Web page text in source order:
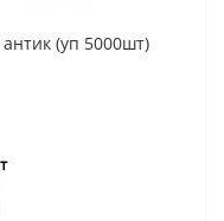
(уп 5000шт)